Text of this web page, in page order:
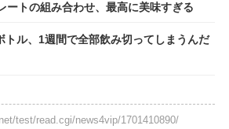
ートの組み合わせ、最高に美味すぎる
トル、1週間で全部飲み切ってしまうんだ
test/read.cgi/news4vip/1701410890/